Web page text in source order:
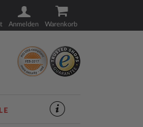
Anmelden Warenkorb
SERVICES